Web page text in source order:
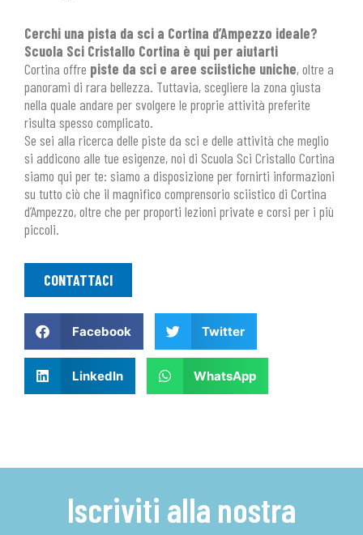
Cerchi una pista da sci a Cortina d’Ampezzo ideale?
Scuola Sci Cristallo Cortina è qui per aiutarti
Cortina offre piste da sci e aree sciistiche uniche, oltre a
panorami di rara bellezza. Tuttavia, scegliere la zona giusta
nella quale andare per svolgere le proprie attività preferite
risulta spesso complicato.
Se sei alla ricerca delle piste da sci e delle attività che meglio
si addicono alle tue esigenze, noi di Scuola Sci Cristallo Cortina
siamo qui per te: siamo a disposizione per fornirti informazioni
su tutto ciò che il magnifico comprensorio sciistico di Cortina
d’Ampezzo, oltre che per proporti lezioni private e corsi per i più
piccoli.
CONTATTACI
Facebook Twitter
LinkedIn WhatsApp
Iscriviti alla nostra